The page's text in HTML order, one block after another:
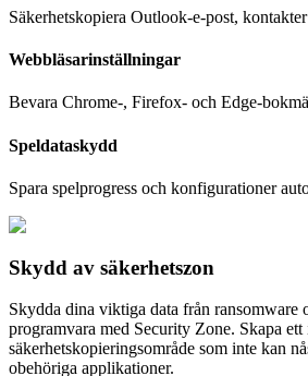
Säkerhetskopiera Outlook-e-post,
Webbläsarinställningar
Bevara Chrome-, Firefox- och Edge-
Speldataskydd
Spara spelprogress och konfigurationer
Skydd av säkerhetszon
Skydda dina viktiga data från ransomware
programvara med Security Zone. Skapa ett
säkerhetskopieringsområde som inte kan
obehöriga applikationer.